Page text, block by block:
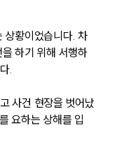
상황이었습니다. 차
하기 위해 서행하
.
사건 현장을 벗어났
요하는 상해를 입